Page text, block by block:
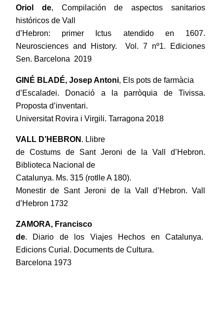
Oriol de, Compilación de aspectos sanitarios
históricos de Vall
d’Hebron: primer Ictus atendido en 1607.
Neurosciences and History. Vol. 7 nº1. Ediciones
Sen. Barcelona 2019
GINÉ BLADÉ, Josep Antoni , Els pots de farmàcia
d’Escaladei. Donació a la parròquia de Tivissa.
Proposta d’inventari.
Universitat Rovira i Virgili. Tarragona 2018
VALL D’HEBRON. Llibre
de Costums de Sant Jeroni de la Vall d’Hebron.
Biblioteca Nacional de
Catalunya. Ms. 315 (rotlle A 180).
Monestir de Sant Jeroni de la Vall d’Hebron. Vall
d’Hebron 1732
ZAMORA, Francisco
de. Diario de los Viajes Hechos en Catalunya.
Edicions Curial. Documents de Cultura.
Barcelona 1973